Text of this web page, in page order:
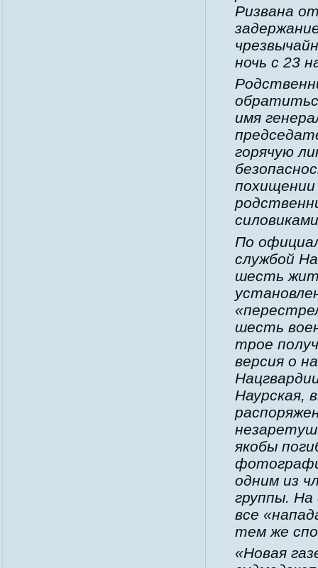
Ризвана
ночь с 23
имя
горячую
похищении
По
службой
шесть
шесть
трое
версия о
Наурская,
якобы
одним из
группы.
все
тем же
«Новая